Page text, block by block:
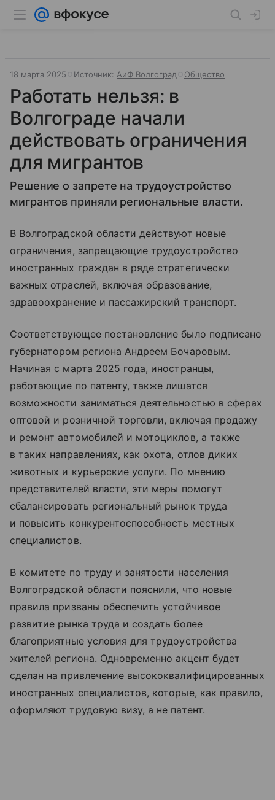
18 марта 2025 Источник: АиФ Волгоград Общество
Работать нельзя: в
Волгограде начали
действовать ограничения
для мигрантов
Решение о запрете на трудоустройство
мигрантов приняли региональные власти.
В Волгоградской области действуют новые
ограничения, запрещающие трудоустройство
иностранных граждан в ряде стратегически
важных отраслей, включая образование,
здравоохранение и пассажирский транспорт.
Соответствующее постановление было подписано
губернатором региона Андреем Бочаровым.
Начиная с марта 2025 года, иностранцы,
работающие по патенту, также лишатся
возможности заниматься деятельностью в сферах
оптовой и розничной торговли, включая продажу
и ремонт автомобилей и мотоциклов, а также
в таких направлениях, как охота, отлов диких
животных и курьерские услуги. По мнению
представителей власти, эти меры помогут
сбалансировать региональный рынок труда
и повысить конкурентоспособность местных
специалистов.
В комитете по труду и занятости населения
Волгоградской области пояснили, что новые
правила призваны обеспечить устойчивое
развитие рынка труда и создать более
благоприятные условия для трудоустройства
жителей региона. Одновременно акцент будет
сделан на привлечение высококвалифицированных
иностранных специалистов, которые, как правило,
оформляют трудовую визу, а не патент.